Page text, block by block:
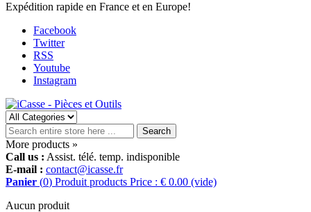
Expédition rapide en France et en Europe!
Facebook
Twitter
RSS
Youtube
Instagram
Search
More products »
Call us : Assist. télé. temp. indisponible
E-mail : contact@icasse.fr
Panier (0) Produit products Price : € 0.00 (vide)
Aucun produit